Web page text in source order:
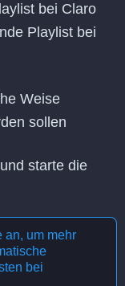
bei Claro
Playlist bei
Weise
sollen
starte die
an, um mehr
bei